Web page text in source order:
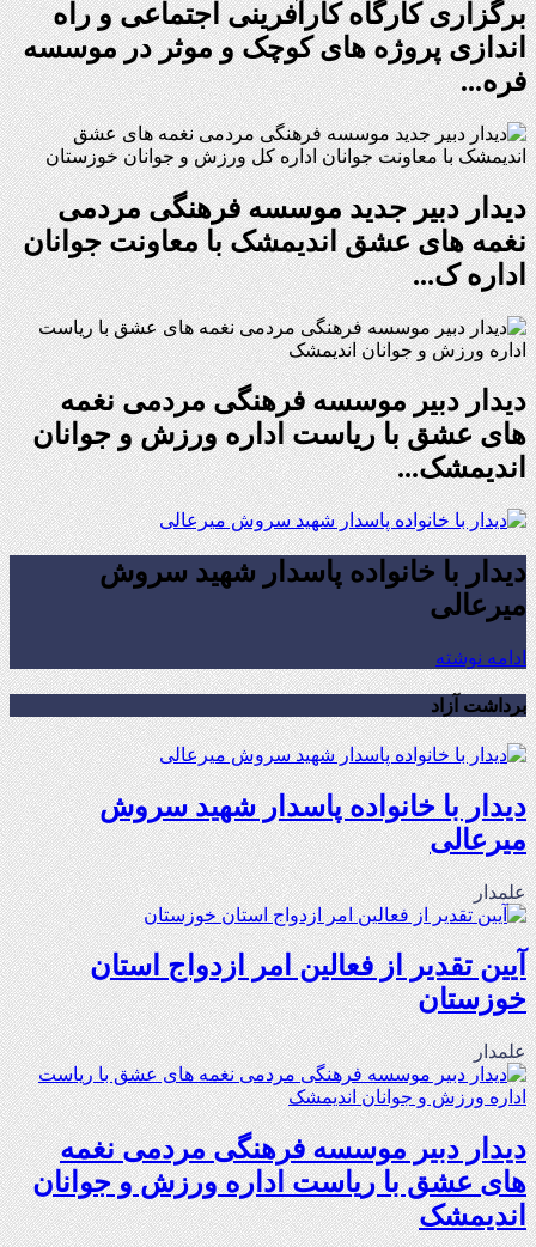
برگزاری کارگاه کارآفرینی اجتماعی و راه
اندازی پروژه های کوچک و موثر در موسسه
فره...
دیدار دبیر جدید موسسه فرهنگی مردمی
نغمه های عشق اندیمشک با معاونت جوانان
اداره ک...
دیدار دبیر موسسه فرهنگی مردمی نغمه
های عشق با ریاست اداره ورزش و جوانان
اندیمشک...
دیدار با خانواده پاسدار شهید سروش
میرعالی
ادامه نوشته
برداشت آزاد
دیدار با خانواده پاسدار شهید سروش
میرعالی
علمدار
آیین تقدیر از فعالین امر ازدواج استان
خوزستان
علمدار
دیدار دبیر موسسه فرهنگی مردمی نغمه
های عشق با ریاست اداره ورزش و جوانان
اندیمشک